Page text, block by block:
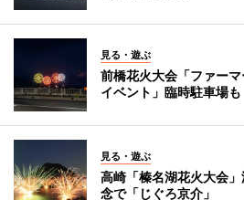
見る・遊ぶ
前橋花火大会「ファー
イベント」臨時駐車場も
見る・遊ぶ
高崎「榛名湖花火大会
念で「じぐろ京介」